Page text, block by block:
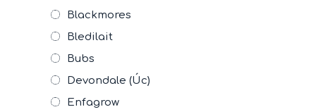
Blackmores
Bledilait
Bubs
Devondale (Úc)
Enfagrow